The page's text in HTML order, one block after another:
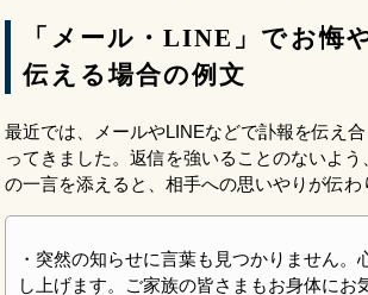
「メール・LINE」でお悔
伝える場合の例文
最近では、メールやLINEなどで訃報を伝え
ってきました。返信を強いることのないよ
の一言を添えると、相手への思いやりが伝わ
・突然の知らせに言葉も見つかりません。
し上げます。ご家族の皆さまもお身体にお